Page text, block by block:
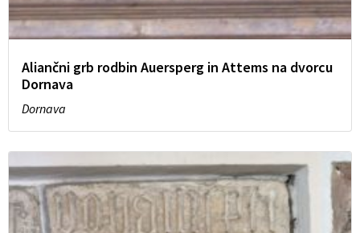
Aliančni grb rodbin Auersperg in Attems na dvorcu
Dornava
Dornava